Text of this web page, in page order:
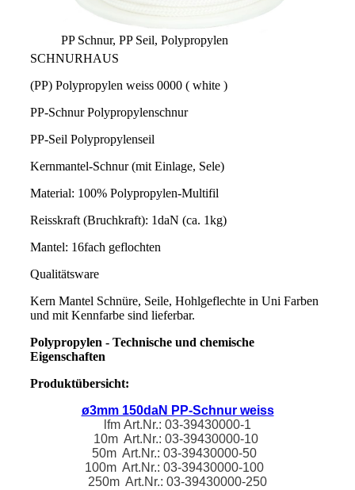
PP Schnur, PP Seil, Polypropylen
SCHNURHAUS
(PP) Polypropylen weiss 0000 ( white )
PP-Schnur Polypropylenschnur
PP-Seil Polypropylenseil
Kernmantel-Schnur (mit Einlage, Sele)
Material: 100% Polypropylen-Multifil
Reisskraft (Bruchkraft): 1daN (ca. 1kg)
Mantel: 16fach geflochten
Qualitätsware
Kern Mantel Schnüre, Seile, Hohlgeflechte in Uni Farben
und mit Kennfarbe sind lieferbar.
Polypropylen - Technische und chemische
Eigenschaften
Produktübersicht:
ø3mm 150daN PP-Schnur weiss
lfm Art.Nr.: 03-39430000-1
10m Art.Nr.: 03-39430000-10
50m Art.Nr.: 03-39430000-50
100m Art.Nr.: 03-39430000-100
250m Art.Nr.: 03-39430000-250